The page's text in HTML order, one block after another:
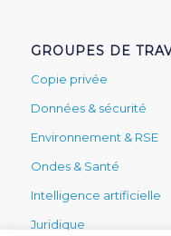
GROUPES DE
Copie privée
Données & sécurité
Environnement & RSE
Ondes & Santé
Intelligence artificielle
Juridique